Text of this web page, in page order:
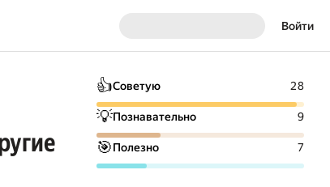
Войти
👍Советую 28
💡Познавательно 9
🎯Полезно 7